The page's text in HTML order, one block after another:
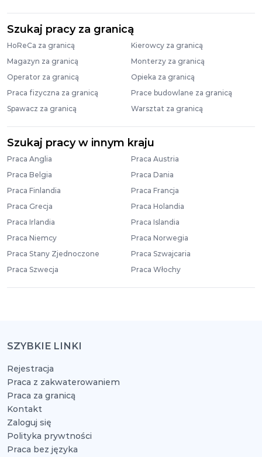
Szukaj pracy za granicą
HoReCa za granicą
Kierowcy za granicą
Magazyn za granicą
Monterzy za granicą
Operator za granicą
Opieka za granicą
Praca fizyczna za granicą
Prace budowlane za granicą
Spawacz za granicą
Warsztat za granicą
Szukaj pracy w innym kraju
Praca Anglia
Praca Austria
Praca Belgia
Praca Dania
Praca Finlandia
Praca Francja
Praca Grecja
Praca Holandia
Praca Irlandia
Praca Islandia
Praca Niemcy
Praca Norwegia
Praca Stany Zjednoczone
Praca Szwajcaria
Praca Szwecja
Praca Włochy
SZYBKIE LINKI
Rejestracja
Praca z zakwaterowaniem
Praca za granicą
Kontakt
Zaloguj się
Polityka prywtności
Praca bez języka